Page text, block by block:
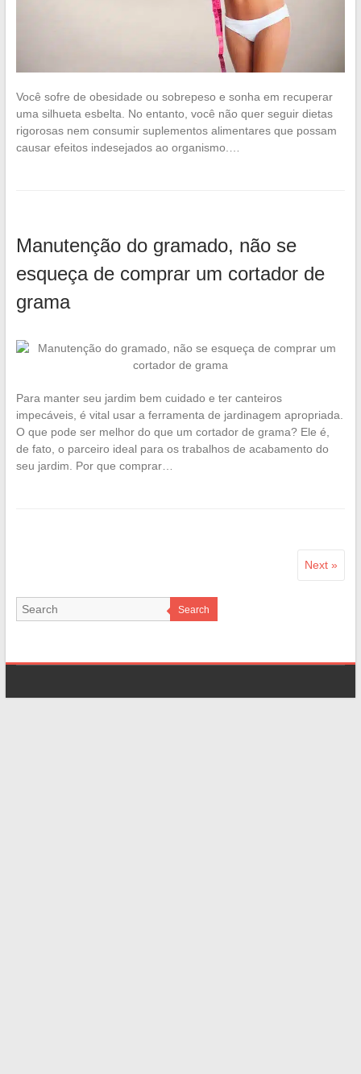
Você sofre de obesidade ou sobrepeso e sonha em recuperar
uma silhueta esbelta. No entanto, você não quer seguir dietas
rigorosas nem consumir suplementos alimentares que possam
causar efeitos indesejados ao organismo.…
Manutenção do gramado, não se
esqueça de comprar um cortador de
grama
Para manter seu jardim bem cuidado e ter canteiros
impecáveis, é vital usar a ferramenta de jardinagem apropriada.
O que pode ser melhor do que um cortador de grama? Ele é,
de fato, o parceiro ideal para os trabalhos de acabamento do
seu jardim. Por que comprar…
Next »
Search